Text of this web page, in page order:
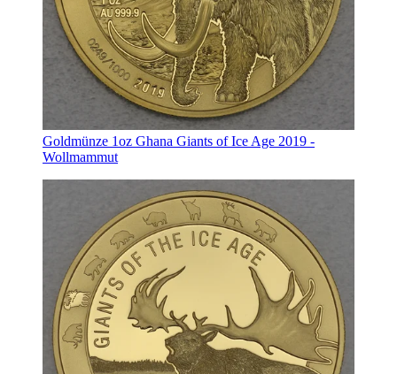
Goldmünze 1oz Ghana Giants of Ice Age 2019 -
Wollmammut